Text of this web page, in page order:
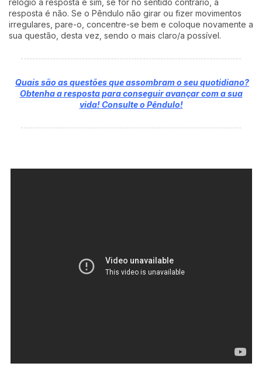
resposta é não. Se o Pêndulo não girar ou fizer movimentos
irregulares, pare-o, concentre-se bem e coloque novamente a
sua questão, desta vez, sendo o mais claro/a possível.
Quais são as questões que assombram o seu quotidiano?
Obtenha a resposta para conseguir avançar com a sua
vida! Consulte o Pêndulo!